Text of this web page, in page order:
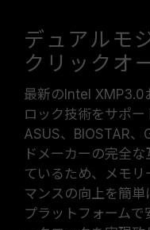
デュアルモ
クリックオ
最新のIntel XMP3.0
ロック技術をサポー
ASUS、BIOSTAR、
ドメーカーの完全
ているため、メモ
マンスの向上を簡
プラットフォーム